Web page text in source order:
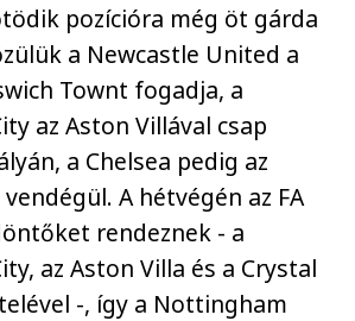
pozícióra még öt gárda
a Newcastle United a
Townt fogadja, a
az Aston Villával csap
a Chelsea pedig az
A hétvégén az FA
rendeznek - a
az Aston Villa és a Crystal
-, így a Nottingham